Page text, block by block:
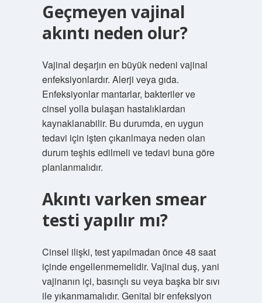
Geçmeyen vajinal
akıntı neden olur?
Vajinal deşarjın en büyük nedeni vajinal
enfeksiyonlardır. Alerji veya gıda.
Enfeksiyonlar mantarlar, bakteriler ve
cinsel yolla bulaşan hastalıklardan
kaynaklanabilir. Bu durumda, en uygun
tedavi için işten çıkarılmaya neden olan
durum teşhis edilmeli ve tedavi buna göre
planlanmalıdır.
Akıntı varken smear
testi yapılır mı?
Cinsel ilişki, test yapılmadan önce 48 saat
içinde engellenmemelidir. Vajinal duş, yani
vajinanın içi, basınçlı su veya başka bir sıvı
ile yıkanmamalıdır. Genital bir enfeksiyon